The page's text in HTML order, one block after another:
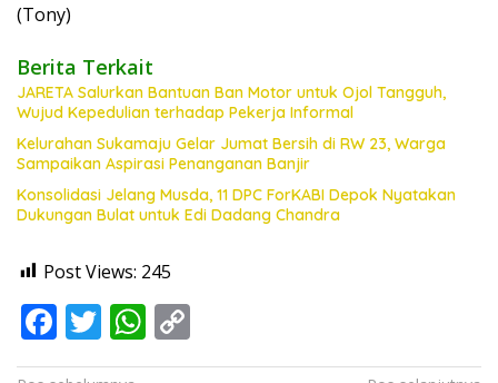
(Tony)
Berita Terkait
JARETA Salurkan Bantuan Ban Motor untuk Ojol Tangguh,
Wujud Kepedulian terhadap Pekerja Informal
Kelurahan Sukamaju Gelar Jumat Bersih di RW 23, Warga
Sampaikan Aspirasi Penanganan Banjir
Konsolidasi Jelang Musda, 11 DPC ForKABI Depok Nyatakan
Dukungan Bulat untuk Edi Dadang Chandra
Post Views: 245
F
ac
T
w
W
h o